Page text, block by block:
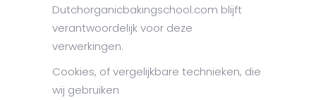
Dutchorganicbakingschool.com blijft
verantwoordelijk voor deze
verwerkingen.
Cookies, of vergelijkbare technieken, die
wij gebruiken